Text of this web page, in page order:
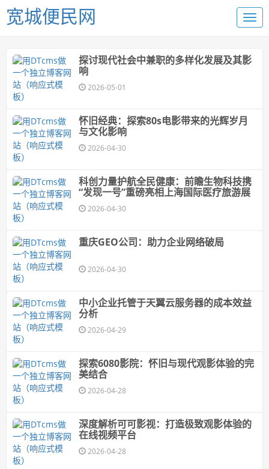
宽城便民网
探讨现代社会中兼职的多样化发展及其影
响
2026-05-01
怀旧经典：探索80s电影带来的光辉岁月
与文化影响
2026-04-30
科创力量护航全民健康：前瞻生物科技携
“发现一号”重磅亮相上海国际医疗旅游展
2026-04-30
重庆GEO公司：助力企业网络破局
2026-04-30
中小企业托管于天翼云服务器的成本效益
分析
2026-04-29
探索6080影院：怀旧与现代观影体验的完
美结合
2026-04-28
深度解析可可影视：打造极致观影体验的
在线视频平台
2026-04-28